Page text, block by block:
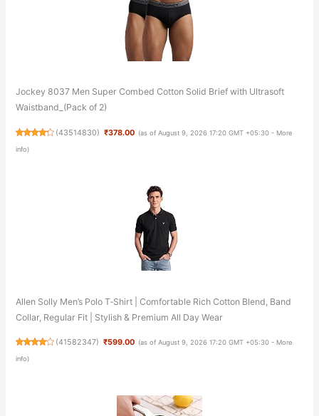
Jockey 8037 Men Super Combed Cotton Solid Brief with Ultrasoft
Waistband_(Pack of 2)
(43514830) ₹378.00 (as of August 9, 2026 17:20 GMT +05:30 - More
info)
Allen Solly Men’s Polo T‑Shirt | Comfortable Rich Cotton Blend, Band
Collar, Regular Fit | Stylish & Premium All Day Wear
(41582347) ₹599.00 (as of August 9, 2026 17:20 GMT +05:30 - More
info)